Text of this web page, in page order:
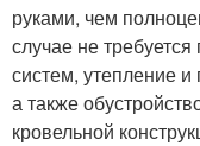
руками, чем
случае не
систем, утепление и
а также
кровельной